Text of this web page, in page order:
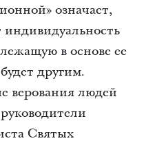
означает,
индивидуальность
в основе ее
другим.
верования людей
Святых